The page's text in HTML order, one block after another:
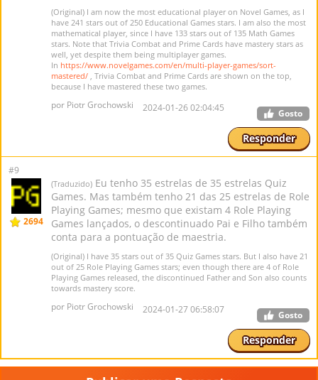
(Original) I am now the most educational player on Novel Games, as I
have 241 stars out of 250 Educational Games stars. I am also the most
mathematical player, since I have 133 stars out of 135 Math Games
stars. Note that Trivia Combat and Prime Cards have mastery stars as
well, yet despite them being multiplayer games.
In https://www.novelgames.com/en/multi-player-games/sort-
mastered/ , Trivia Combat and Prime Cards are shown on the top,
because I have mastered these two games.
por Piotr Grochowski 2024-01-26 02:04:45 Gosto
Responder
#9
2694
(Traduzido) Eu tenho 35 estrelas de 35 estrelas Quiz
Games. Mas também tenho 21 das 25 estrelas de Role
Playing Games; mesmo que existam 4 Role Playing
Games lançados, o descontinuado Pai e Filho também
conta para a pontuação de maestria.
(Original) I have 35 stars out of 35 Quiz Games stars. But I also have 21
out of 25 Role Playing Games stars; even though there are 4 of Role
Playing Games released, the discontinued Father and Son also counts
towards mastery score.
por Piotr Grochowski 2024-01-27 06:58:07 Gosto
Responder